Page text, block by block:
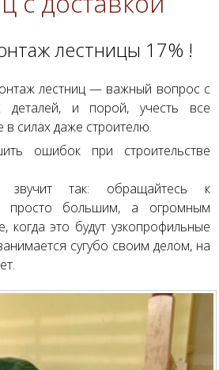
лестницы 17% !
лестниц — важный вопрос с
деталей, и порой, учесть все
силах даже строителю.
ошибок при строительстве
звучит так: обращайтесь к
просто большим, а огромным
это будут узкопрофильные
сугубо своим делом, на